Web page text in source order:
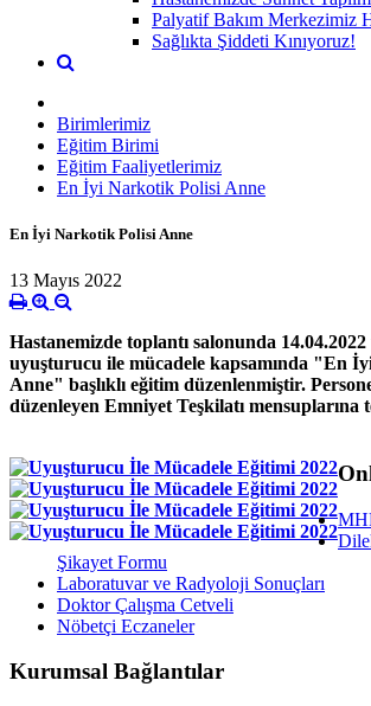
Palyatif Bakım Merkezimiz
Sağlıkta Şiddeti Kınıyoruz!
Birimlerimiz
Eğitim Birimi
Eğitim Faaliyetlerimiz
En İyi Narkotik Polisi Anne
En İyi Narkotik Polisi Anne
13 Mayıs 2022
Hastanemizde toplantı salonunda
uyuşturucu ile mücadele kapsamında "En
Anne" başlıklı eğitim düzenlenmiştir.
düzenleyen Emniyet Teşkilatı mensuplarına
Şikayet Formu
Laboratuvar ve Radyoloji Sonuçları
Doktor Çalışma Cetveli
Nöbetçi Eczaneler
Kurumsal Bağlantılar